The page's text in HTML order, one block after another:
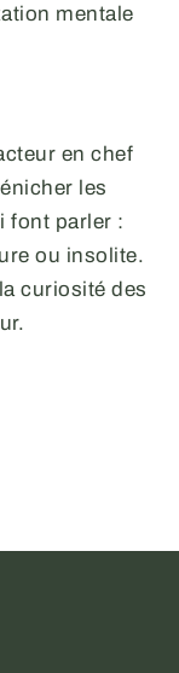
mentale
en chef
les
font parler :
ou insolite.
curiosité des